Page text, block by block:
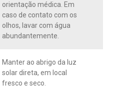
orientação médica. Em
caso de contato com os
olhos, lavar com água
abundantemente.
Manter ao abrigo da luz
solar direta, em local
fresco e seco.